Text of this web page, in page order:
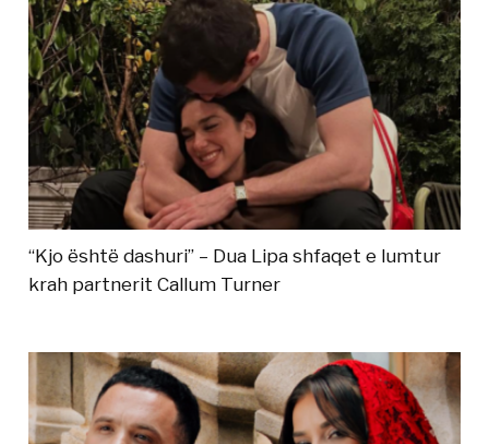
“Kjo është dashuri” – Dua Lipa shfaqet e lumtur
krah partnerit Callum Turner